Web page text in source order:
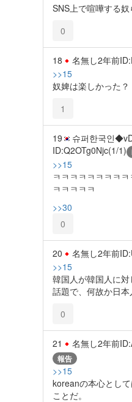
SNS上で喧嘩する奴
0
18 名無し2年前
>>15
奴婢は楽しかった？
1
19 슈퍼한국인
ID:Q2OTg0Njc(1/1)
>>15
ㅋㅋㅋㅋㅋㅋㅋㅋ
ㅋㅋㅋㅋㅋ
>>30
0
20 名無し2年前
>>15
韓国人が韓国人に
話題で、何故か日
0
21 名無し2年前
報告
>>15
koreanの本心とし
ことだ。